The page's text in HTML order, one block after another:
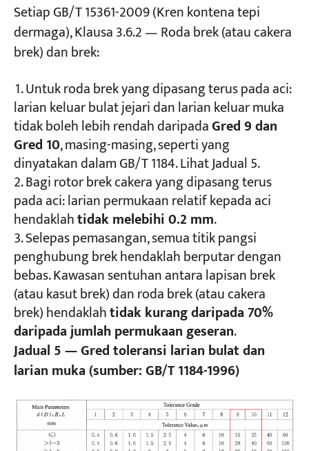
Setiap GB/T 15361-2009 (Kren kontena tepi
dermaga), Klausa 3.6.2 — Roda brek (atau cakera
brek) dan brek:
Untuk roda brek yang dipasang terus pada aci:
larian keluar bulat jejari dan larian keluar muka
tidak boleh lebih rendah daripadaGred 9 dan
Gred 10, masing-masing, seperti yang
dinyatakan dalam GB/T 1184. Lihat Jadual 5.
Bagi rotor brek cakera yang dipasang terus
pada aci: larian permukaan relatif kepada aci
hendaklahtidak melebihi 0.2 mm.
Selepas pemasangan, semua titik pangsi
penghubung brek hendaklah berputar dengan
bebas. Kawasan sentuhan antara lapisan brek
(atau kasut brek) dan roda brek (atau cakera
brek) hendaklahtidak kurang daripada 70%
daripada jumlah permukaan geseran.
Jadual 5 — Gred toleransi larian bulat dan
larian muka (sumber: GB/T 1184-1996)